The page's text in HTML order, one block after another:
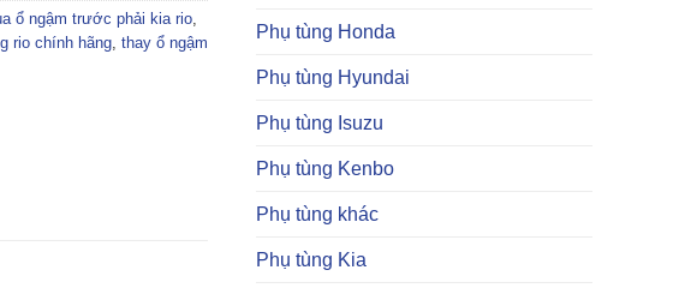
Phụ tùng Honda
Phụ tùng Hyundai
Phụ tùng Isuzu
Phụ tùng Kenbo
Phụ tùng khác
Phụ tùng Kia
ổ ngậm trước phải kia rio,
rio chính hãng, thay ổ ngậm